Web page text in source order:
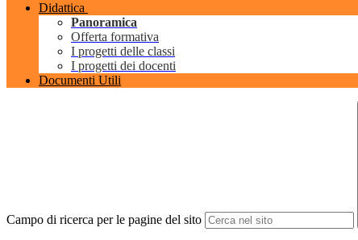
Didattica
Panoramica
Offerta formativa
I progetti delle classi
I progetti dei docenti
Documenti Utili
Campo di ricerca per le pagine del sito